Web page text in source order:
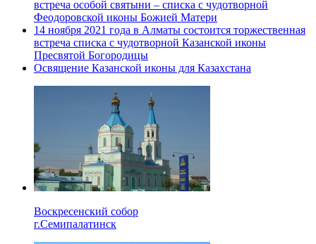
встреча особой святыни – списка с чудотворной
Феодоровской иконы Божией Матери
14 ноября 2021 года в Алматы состоится торжественная
встреча списка с чудотворной Казанской иконы
Пресвятой Богородицы
Освящение Казанской иконы для Казахстана
Воскресенский собор
г.Семипалатинск